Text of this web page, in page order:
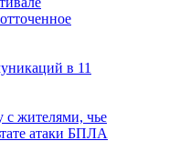
в 11
с жителями, чье
атаки БПЛА